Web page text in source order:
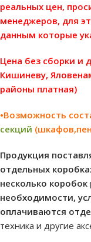
реальных цен,
менеджеров, для
данным которые
Цена без сборки и
Кишиневу,
районы платная)
•Возможность
секций
Продукция
отдельных
несколько
необходимости,
оплачиваются
техника и другие